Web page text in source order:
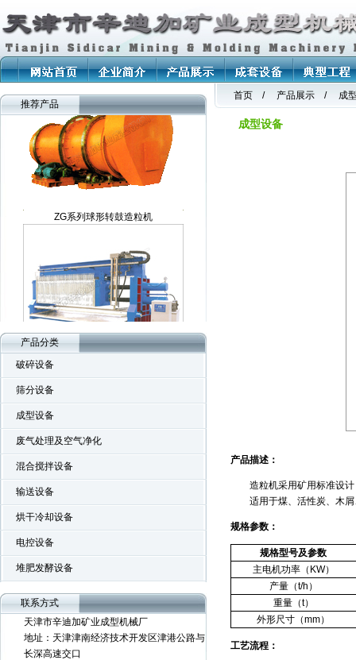
推荐产品
DGL系列球形圆盘造粒机
WNG系列高效污泥脱水机
RDF\RPF高压成型机
产品分类
破碎设备
筛分设备
成型设备
废气处理及空气净化
混合搅拌设备
输送设备
烘干冷却设备
电控设备
堆肥发酵设备
联系方式
天津市辛迪加矿业成型机械厂
地址：天津津南经济技术开发区津港公路与
长深高速交口
首页 / 产品展示 / 成
成型设备
产品描述：
造粒机采用矿用标准设计
适用于煤、活性炭、木屑
规格参数：
规格型号及参数
主电机功率（ KW）
产量（t/h ）
重量（t）
外形尺寸（mm）
工艺流程：